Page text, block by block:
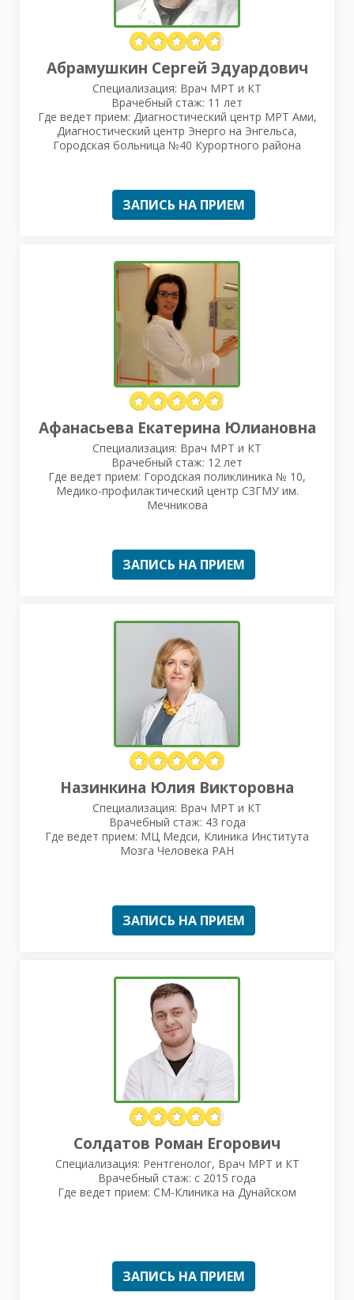
Абрамушкин Сергей Эдуардович
Специализация: Врач МРТ и КТ
Врачебный стаж: 11 лет
Где ведет прием: Диагностический центр МРТ Ами,
Диагностический центр Энерго на Энгельса,
Городская больница №40 Курортного района
ЗАПИСЬ НА ПРИЕМ
Афанасьева Екатерина Юлиановна
Специализация: Врач МРТ и КТ
Врачебный стаж: 12 лет
Где ведет прием: Городская поликлиника № 10,
Медико-профилактический центр СЗГМУ им.
Мечникова
ЗАПИСЬ НА ПРИЕМ
Назинкина Юлия Викторовна
Специализация: Врач МРТ и КТ
Врачебный стаж: 43 года
Где ведет прием: МЦ Медси, Клиника Института
Мозга Человека РАН
ЗАПИСЬ НА ПРИЕМ
Солдатов Роман Егорович
Специализация: Рентгенолог, Врач МРТ и КТ
Врачебный стаж: с 2015 года
Где ведет прием: СМ-Клиника на Дунайском
ЗАПИСЬ НА ПРИЕМ